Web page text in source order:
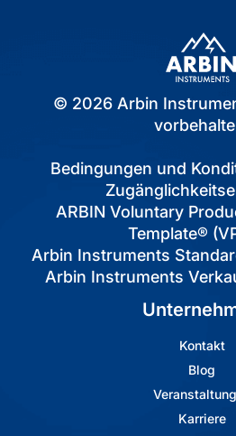
© 2026 Arbin
Bedingungen und
ARBIN Voluntary
Template®
Arbin Instruments
Arbin Instruments
Kontakt
Blog
Karriere